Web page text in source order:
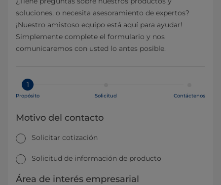
soluciones, o necesita asesoramiento de expertos?
¡Nuestro amistoso equipo está aquí para ayudar!
Simplemente complete el formulario y nos
comunicaremos con usted lo antes posible.
1
Propósito Solicitud Contáctenos
Motivo del contacto
Solicitar cotización
Solicitud de información de producto
Área de interés empresarial